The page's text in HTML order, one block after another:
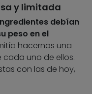
y limitada
debían
peso en el
hacernos una
uno de ellos.
con las de hoy,